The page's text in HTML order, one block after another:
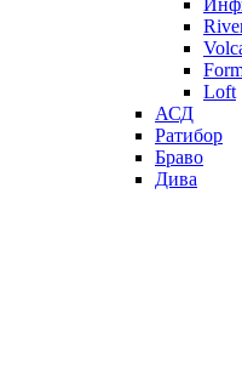
Loft
АСД
Ратибор
Браво
Дива